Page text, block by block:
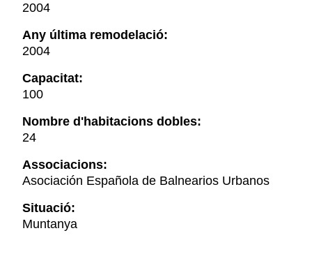
2004
Any última remodelació:
2004
Capacitat:
100
Nombre d'habitacions dobles:
24
Associacions:
Asociación Española de Balnearios Urbanos
Situació:
Muntanya